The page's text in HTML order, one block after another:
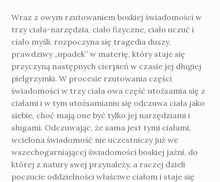
Wraz z owym rzutowaniem boskiej świado­mości w
trzy ciała-narzędzia, ciało fizyczne, ciało uczuć i
ciało myśli, rozpoczyna się tragedia duszy,
prawdziwy „upadek” w materię, który staje się
przyczyną następnych cierpień w czasie jej długiej
pielgrzymki. W procesie rzutowania części
świadomości w trzy ciała owa część utożsamia się z
ciałami i w tym utożsamianiu się odczuwa ciała jako
siebie, choć mają one być tylko jej narzę­dziami i
sługami. Odczuwając, że sama jest tymi ciałami,
wcielona świadomość nie uczestniczy już we
wszechogarniającej świa­domości boskiej jaźni, do
której z natury swej przynależy, a raczej dzieli
poczucie oddzielności właściwe ciałom i staje się